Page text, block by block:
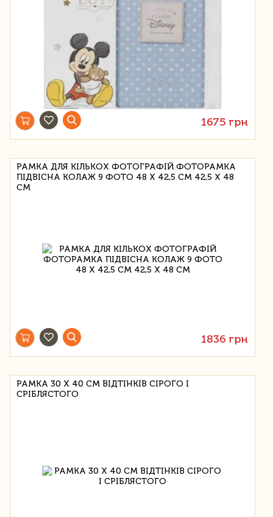
1675 грн
РАМКА ДЛЯ КІЛЬКОХ ФОТОГРАФІЙ ФОТОРАМКА
ПІДВІСНА КОЛАЖ 9 ФОТО 48 Х 42,5 СМ 42,5 Х 48
СМ
1836 грн
РАМКА 30 Х 40 СМ ВІДТІНКІВ СІРОГО І
СРІБЛЯСТОГО